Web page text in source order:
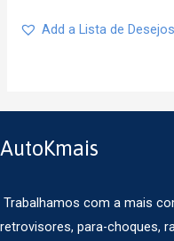
Add a Lista de Desejos
AutoKmais
Trabalhamos com a mais
retrovisores, para-choques,